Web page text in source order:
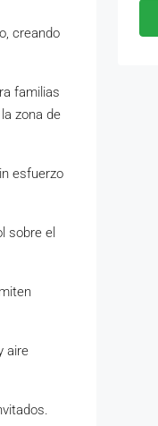
creando
familias
zona de
esfuerzo
sobre el
aire